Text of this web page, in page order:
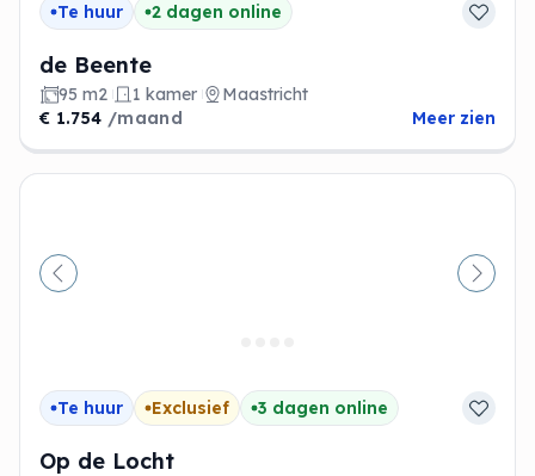
Te huur 2 dagen online
de Beente
95 m2 1 kamer
Maastricht
€ 1.754 /maand Meer zien
Vorige
Te huur Exclusief 3 dagen online
Op de Locht